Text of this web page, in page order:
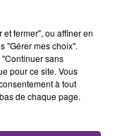
L'ANNÉE
ce jeudi 6
(Aube). Du
fermer", ou affiner en
"Gérer mes choix".
sans
pour ce site. Vous
à tout
de chaque page.